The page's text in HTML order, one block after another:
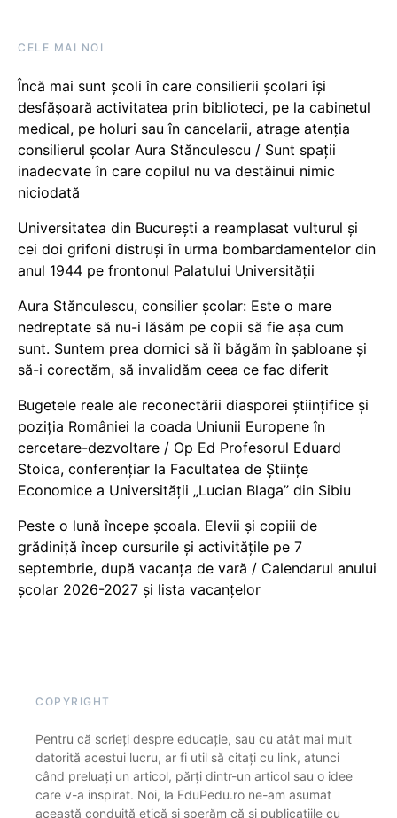
CELE MAI NOI
Încă mai sunt școli în care consilierii școlari își
desfășoară activitatea prin biblioteci, pe la cabinetul
medical, pe holuri sau în cancelarii, atrage atenția
consilierul școlar Aura Stănculescu / Sunt spații
inadecvate în care copilul nu va destăinui nimic
niciodată
Universitatea din București a reamplasat vulturul și
cei doi grifoni distruși în urma bombardamentelor din
anul 1944 pe frontonul Palatului Universității
Aura Stănculescu, consilier școlar: Este o mare
nedreptate să nu-i lăsăm pe copii să fie așa cum
sunt. Suntem prea dornici să îi băgăm în șabloane și
să-i corectăm, să invalidăm ceea ce fac diferit
Bugetele reale ale reconectării diasporei științifice și
poziția României la coada Uniunii Europene în
cercetare-dezvoltare / Op Ed Profesorul Eduard
Stoica, conferențiar la Facultatea de Științe
Economice a Universității „Lucian Blaga” din Sibiu
Peste o lună începe școala. Elevii și copiii de
grădiniță încep cursurile și activitățile pe 7
septembrie, după vacanța de vară / Calendarul anului
școlar 2026-2027 și lista vacanțelor
COPYRIGHT
Pentru că scrieți despre educație, sau cu atât mai mult
datorită acestui lucru, ar fi util să citați cu link, atunci
când preluați un articol, părți dintr-un articol sau o idee
care v-a inspirat. Noi, la EduPedu.ro ne-am asumat
această conduită etică și sperăm că și publicațiile cu